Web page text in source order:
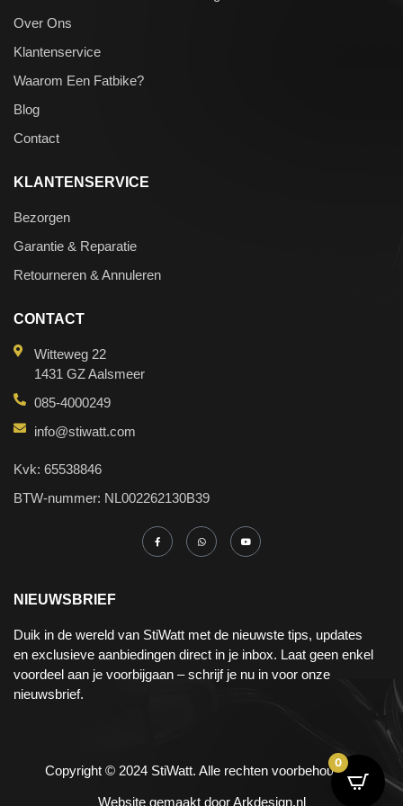
Over Ons
Klantenservice
Waarom Een Fatbike?
Blog
Contact
CONTACT
Witteweg 22
1431 GZ Aalsmeer
085-4000249
info@stiwatt.com
Kvk: 65538846
BTW-nummer: NL002262130B39
KLANTENSERVICE
Bezorgen
Garantie & Reparatie
Retourneren & Annuleren
NIEUWSBRIEF
Duik in de wereld van StiWatt met de nieuwste tips, updates
en exclusieve aanbiedingen direct in je inbox. Laat geen enkel
voordeel aan je voorbijgaan – schrijf je nu in voor onze
nieuwsbrief.
Copyright © 2024 StiWatt. Alle rechten voorbehouden.
Website gemaakt doorArkdesign.nl
0